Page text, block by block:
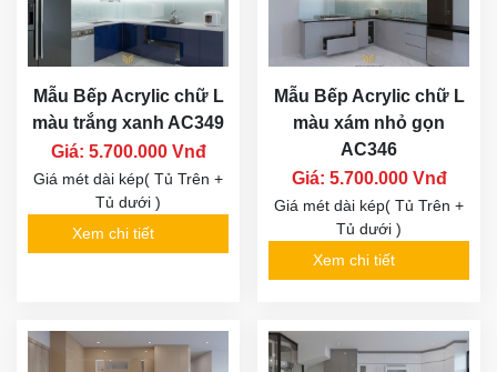
Mẫu Bếp Acrylic chữ L
màu trắng xanh AC349
Giá: 5.700.000 Vnđ
Giá mét dài kép( Tủ Trên +
Tủ dưới )
Xem chi tiết
Mẫu Bếp Acrylic chữ L
màu xám nhỏ gọn
AC346
Giá: 5.700.000 Vnđ
Giá mét dài kép( Tủ Trên +
Tủ dưới )
Xem chi tiết